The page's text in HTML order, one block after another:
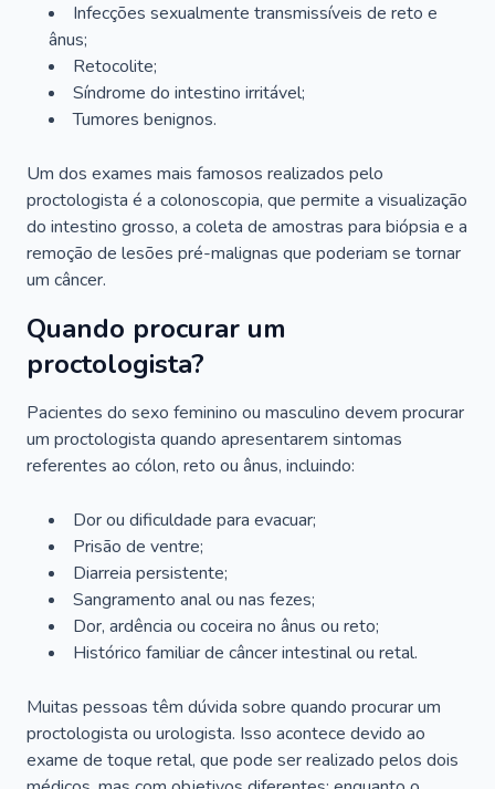
Infecções sexualmente transmissíveis de reto e
ânus;
Retocolite;
Síndrome do intestino irritável;
Tumores benignos.
Um dos exames mais famosos realizados pelo
proctologista é a colonoscopia, que permite a visualização
do intestino grosso, a coleta de amostras para biópsia e a
remoção de lesões pré-malignas que poderiam se tornar
um câncer.
Quando procurar um
proctologista?
Pacientes do sexo feminino ou masculino devem procurar
um proctologista quando apresentarem sintomas
referentes ao cólon, reto ou ânus, incluindo:
Dor ou dificuldade para evacuar;
Prisão de ventre;
Diarreia persistente;
Sangramento anal ou nas fezes;
Dor, ardência ou coceira no ânus ou reto;
Histórico familiar de câncer intestinal ou retal.
Muitas pessoas têm dúvida sobre quando procurar um
proctologista ou urologista. Isso acontece devido ao
exame de toque retal, que pode ser realizado pelos dois